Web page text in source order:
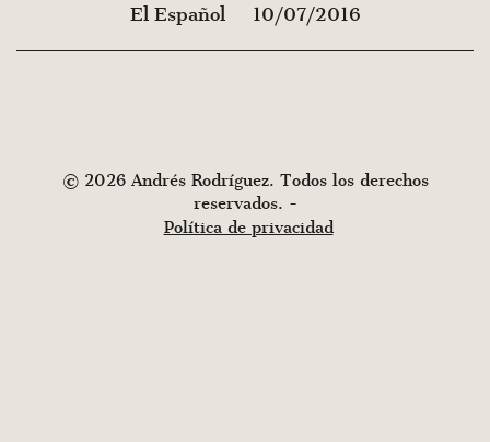
El Español 10/07/2016
© 2026 Andrés Rodríguez. Todos los derechos
reservados. -
Política de privacidad